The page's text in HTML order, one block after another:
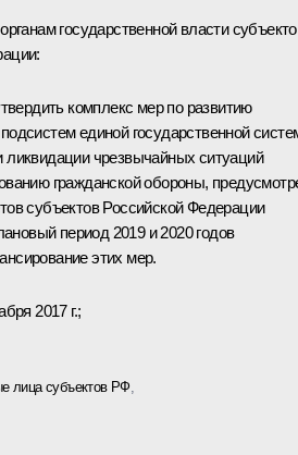
государственной власти
комплекс мер по развитию
единой государственной
ликвидации чрезвычайных ситуаций
гражданской обороны,
субъектов Российской Федерации
период 2019 и 2020 годов
этих мер.
2017 г.;
лица субъектов РФ,